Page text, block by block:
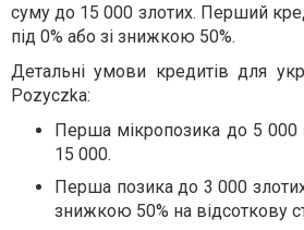
суму до 15 000 злотих. Перший
під 0% або зі знижкою 50%.
Детальні умови кредитів для
Pozyczka:
Перша мікропозика до 5 000
15 000.
Перша позика до 3 000
знижкою 50% на відсоткову